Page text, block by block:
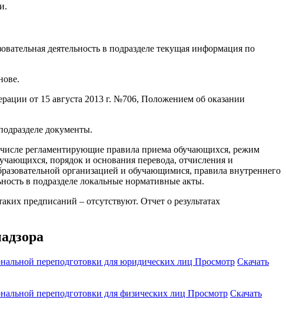
деятельность в подразделе текущая информация по
от 15 августа 2013 г. №706, Положением об оказании
документы.
регламентирующие правила приема обучающихся, режим
порядок и основания перевода, отчисления и
организацией и обучающимися, правила внутреннего
в подразделе локальные нормативные акты.
предписаний – отсутствуют. Отчет о результатах
переподготовки для юридических лиц Просмотр Скачать
переподготовки для физических лиц Просмотр Скачать